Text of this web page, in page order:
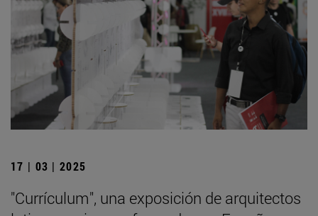
17 | 03 | 2025
"Currículum", una exposición de arquitectos